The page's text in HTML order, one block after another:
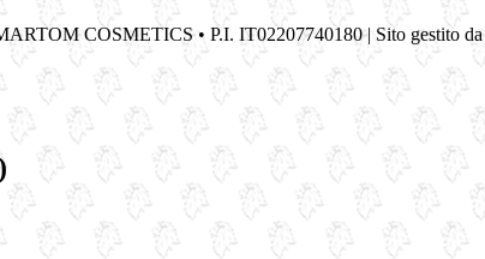
COSMETICS • P.I. IT02207740180 | Sito gestito da